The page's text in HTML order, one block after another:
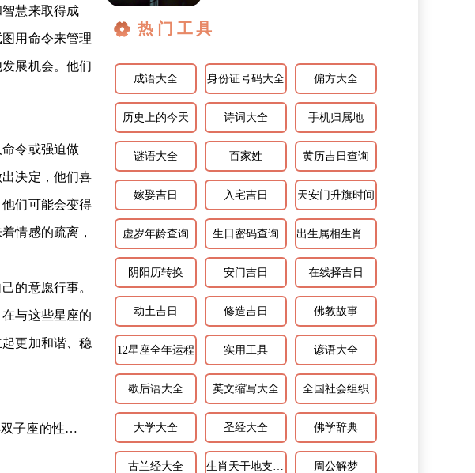
慧来取得成
用命令来管理
展机会。他们
令或强迫做
决定，他们喜
们可能会变得
情感的疏离，
的意愿行事。
与这些星座的
更加和谐、稳
下一篇：属羊双子座2024年运势 属羊双子座的性格特征
热门工具
成语大全 身份证号码大全 偏方大全
历史上的今天 诗词大全 手机归属地
谜语大全 百家姓 黄历吉日查询
嫁娶吉日 入宅吉日 天安门升旗时间
虚岁年龄查询 生日密码查询 出生属相生肖查询
阴阳历转换 安门吉日 在线择吉日
动土吉日 修造吉日 佛教故事
12星座全年运程 实用工具 谚语大全
歇后语大全 英文缩写大全 全国社会组织
大学大全 圣经大全 佛学辞典
古兰经大全 生肖天干地支相配 周公解梦